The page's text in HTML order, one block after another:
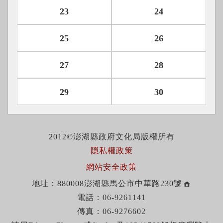
23 24
25 26
27 28
29 30
2012©澎湖縣政府文化局版權所有
隱私權政策
網站安全政策
地址：880008澎湖縣馬公市中華路230號
電話：06-9261141
傳真：06-9276602